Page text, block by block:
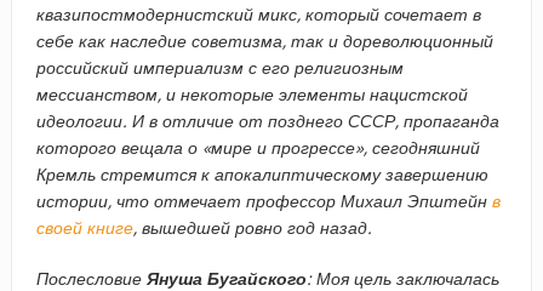
квазипостмодернистский микс, который сочетает в
себе как наследие советизма, так и дореволюционный
российский империализм с его религиозным
мессианством, и некоторые элементы нацистской
идеологии. И в отличие от позднего СССР, пропаганда
которого вещала о «мире и прогрессе», сегодняшний
Кремль стремится к апокалиптическому завершению
истории, что отмечает профессор Михаил Эпштейн в
своей книге, вышедшей ровно год назад.
Послесловие Януша Бугайского: Моя цель заключалась